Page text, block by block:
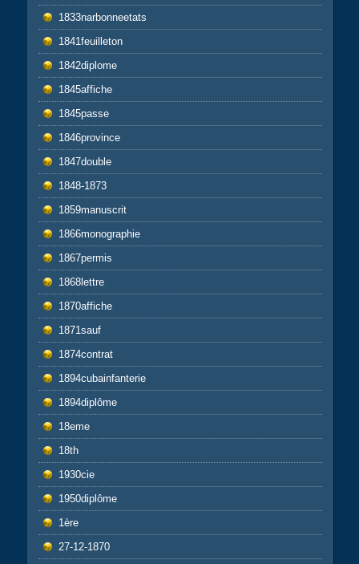
1833narbonneetats
1841feuilleton
1842diplome
1845affiche
1845passe
1846province
1847double
1848-1873
1859manuscrit
1866monographie
1867permis
1868lettre
1870affiche
1871sauf
1874contrat
1894cubainfanterie
1894diplôme
18eme
18th
1930cie
1950diplôme
1ère
27-12-1870